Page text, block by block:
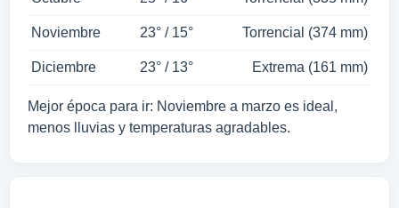
Noviembre 23° / 15° Torrencial (374 mm)
Diciembre 23° / 13° Extrema (161 mm)
Mejor época para ir: Noviembre a marzo es ideal,
menos lluvias y temperaturas agradables.